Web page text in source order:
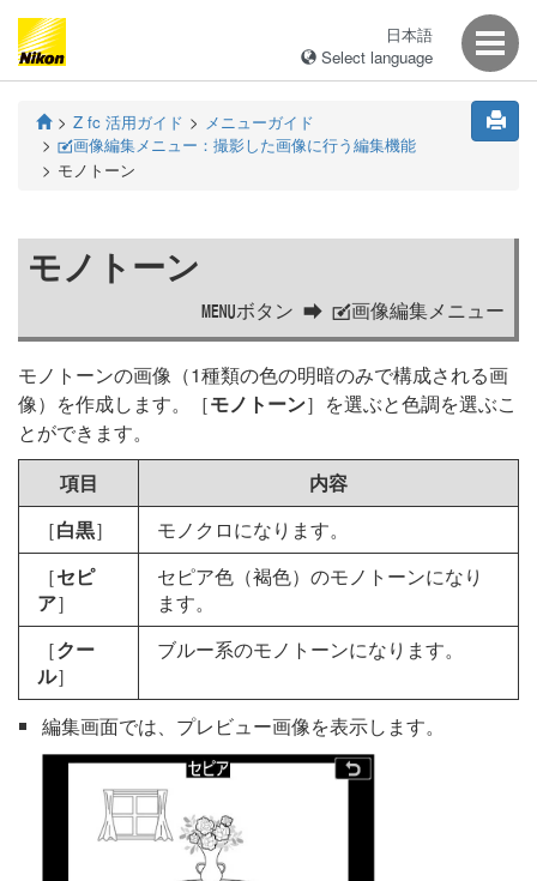
日本語
Select language
Z fc 活用ガイド メニューガイド
N画像編集メニュー：撮影した画像に行う編集機能
モノトーン
モノトーン
Gボタン N画像編集メニュー
モノトーンの画像（1種類の色の明暗のみで構成される画
像）を作成します。［モノトーン］を選ぶと色調を選ぶこ
とができます。
項目
内容
［白黒］
モノクロになります。
［セピ
ア］
セピア色（褐色）のモノトーンになり
ます。
［クー
ル］
ブルー系のモノトーンになります。
編集画面では、プレビュー画像を表示します。